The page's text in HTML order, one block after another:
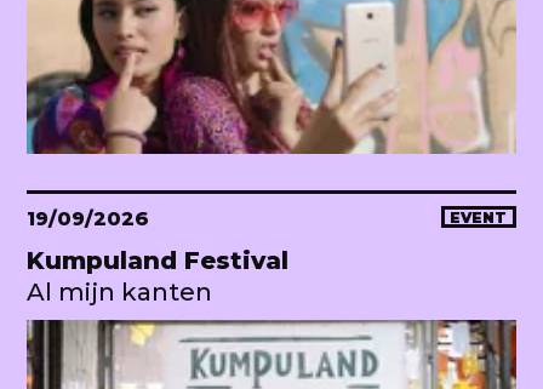
19/09/2026 EVENT
Kumpuland Festival
Al mijn kanten